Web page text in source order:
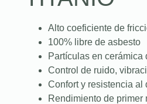
Alto coeficiente de
100% libre de asbesto
Partículas en cerámica
Control de ruido,
Confort y resistencia al
Rendimiento de primer